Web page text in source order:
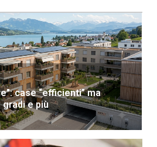
case “efficienti” ma
e più